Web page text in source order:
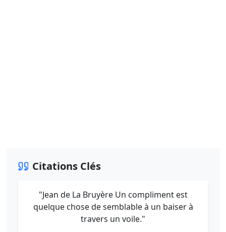
Citations Clés
"Jean de La Bruyère Un compliment est
quelque chose de semblable à un baiser à
travers un voile."